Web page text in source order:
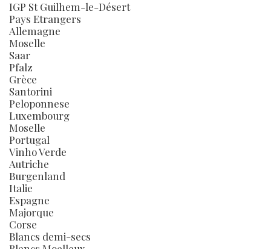
IGP St Guilhem-le-Désert
Pays Etrangers
Allemagne
Moselle
Saar
Pfalz
Grèce
Santorini
Peloponnese
Luxembourg
Moselle
Portugal
Vinho Verde
Autriche
Burgenland
Italie
Espagne
Majorque
Corse
Blancs demi-secs